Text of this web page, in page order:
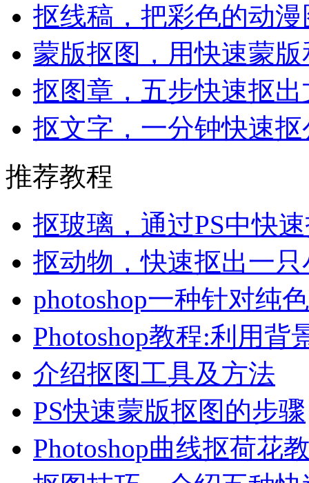
抠线稿，把彩色的动
蒙版抠图，用快速蒙
抠图章，五步快速抠
抠文字，一分钟快速抠
推荐教程
抠玻璃，通过PS中快
抠动物，快速抠出一
photoshop一种针对纯
Photoshop教程:利用
介绍抠图工具及方法
PS快速蒙版抠图的步骤
Photoshop曲线抠荷花